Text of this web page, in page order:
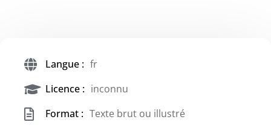
Langue : fr
Licence : inconnu
Format : Texte brut ou illustré